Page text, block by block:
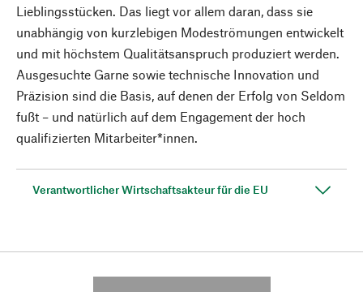
Lieblingsstücken. Das liegt vor allem daran, dass sie
unabhängig von kurzlebigen Modeströmungen entwickelt
und mit höchstem Qualitätsanspruch produziert werden.
Ausgesuchte Garne sowie technische Innovation und
Präzision sind die Basis, auf denen der Erfolg von Seldom
fußt – und natürlich auf dem Engagement der hoch
qualifizierten Mitarbeiter*innen.
Verantwortlicher Wirtschaftsakteur für die EU